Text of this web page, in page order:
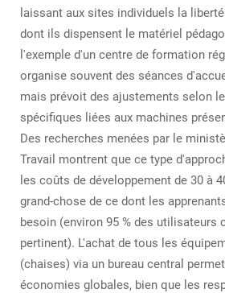
laissant aux sites individuels la
dont ils dispensent le matériel
l'exemple d'un centre de formation
organise souvent des séances
mais prévoit des ajustements selon
spécifiques liées aux machines
Des recherches menées par le
Travail montrent que ce type
les coûts de développement de 30 à
grand-chose de ce dont les
besoin (environ 95 % des utilisateurs
pertinent). L'achat de tous les
(chaises) via un bureau central
économies globales, bien que les